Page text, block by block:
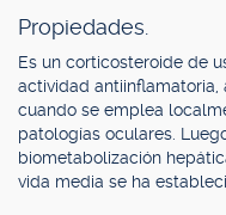
Propiedades.
Es un corticosteroide de
actividad antiinflamatoria,
cuando se emplea
patologías oculares.
biometabolización
vida media se ha